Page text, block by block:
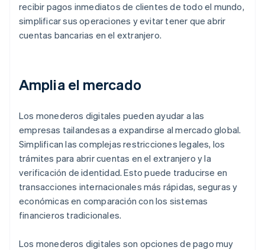
recibir pagos inmediatos de clientes de todo el mundo,
simplificar sus operaciones y evitar tener que abrir
cuentas bancarias en el extranjero.
Amplia el mercado
Los monederos digitales pueden ayudar a las
empresas tailandesas a expandirse al mercado global.
Simplifican las complejas restricciones legales, los
trámites para abrir cuentas en el extranjero y la
verificación de identidad. Esto puede traducirse en
transacciones internacionales más rápidas, seguras y
económicas en comparación con los sistemas
financieros tradicionales.
Los monederos digitales son opciones de pago muy